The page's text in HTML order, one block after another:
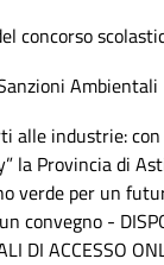
concorso
Ambientali
alle industrie: con
la Provincia di
verde per un
convegno -
DI ACCESSO